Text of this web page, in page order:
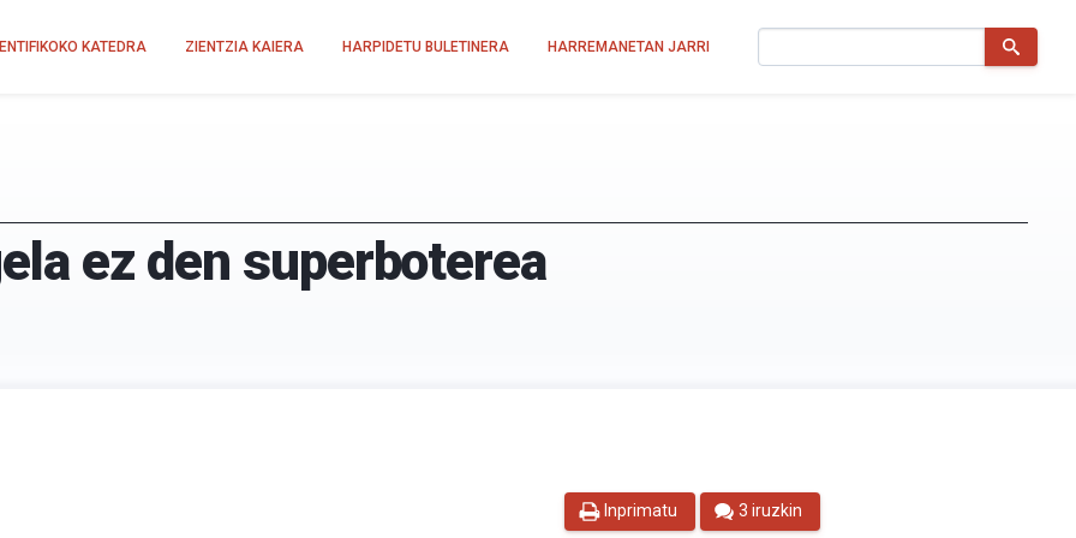
KATEDRA ZIENTZIA KAIERA HARPIDETU BULETINERA HARREMANETAN JARRI
ez den superboterea
Inprimatu 3 iruzkin